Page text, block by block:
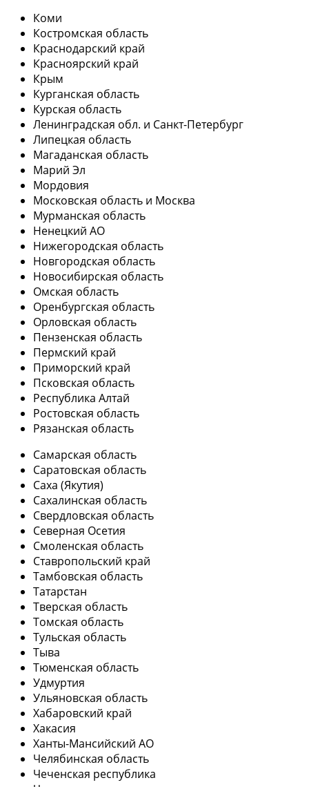
Коми
Костромская область
Краснодарский край
Красноярский край
Крым
Курганская область
Курская область
Ленинградская обл. и Санкт-Петербург
Липецкая область
Магаданская область
Марий Эл
Мордовия
Московская область и Москва
Мурманская область
Ненецкий АО
Нижегородская область
Новгородская область
Новосибирская область
Омская область
Оренбургская область
Орловская область
Пензенская область
Пермский край
Приморский край
Псковская область
Республика Алтай
Ростовская область
Рязанская область
Самарская область
Саратовская область
Саха (Якутия)
Сахалинская область
Свердловская область
Северная Осетия
Смоленская область
Ставропольский край
Тамбовская область
Татарстан
Тверская область
Томская область
Тульская область
Тыва
Тюменская область
Удмуртия
Ульяновская область
Хабаровский край
Хакасия
Ханты-Мансийский АО
Челябинская область
Чеченская республика